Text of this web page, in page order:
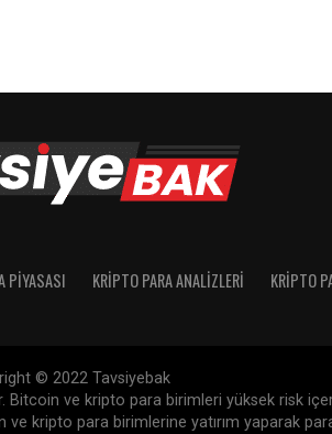
PIYASASI KRIPTO PARA ANALIZLERI KRIPTO
© 2022 Tavsiyebak
ve kripto para birimleri yüksek risk
kripto para birimlerine yatırım yaparak